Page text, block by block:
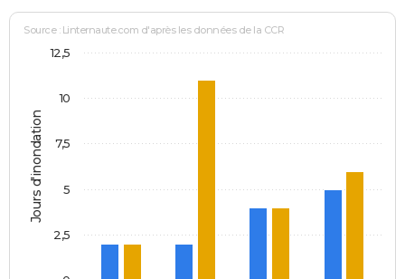
Jours d'inondation
Source : Linternaute.com d'après les données de la CCR
2,5
5
7,5
10
12,5